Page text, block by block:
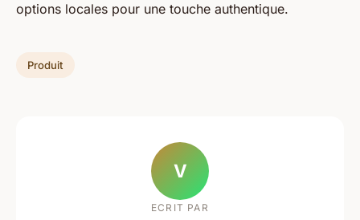
options locales pour une touche authentique.
Produit
V
ECRIT PAR